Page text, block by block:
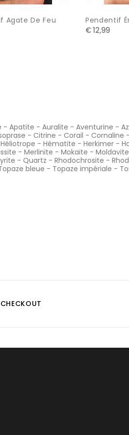
Agate De Feu Pendentif
€ 12,99
- Apatite - Auralite - Aventurine -
- Citrine - Corail - Cornaline
Héliotrope - Hématite - Herkimer -
- Merlinite - Mokaïte - Moldavite
- Quartz - Rhodochrosite -
bleue - Topaze impériale -